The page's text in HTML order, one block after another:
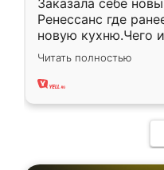
Заказала себе
Ренессанс где
новую кухню.Чего
вполне довольна.
два года, нареканий
Читать полностью